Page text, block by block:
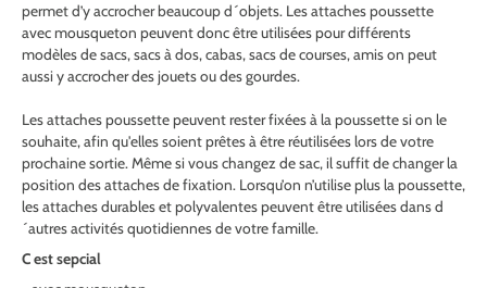
permet d’y accrocher beaucoup d´objets. Les attaches poussette
avec mousqueton peuvent donc être utilisées pour différents
modèles de sacs, sacs à dos, cabas, sacs de courses, amis on peut
aussi y accrocher des jouets ou des gourdes.
Les attaches poussette peuvent rester fixées à la poussette si on le
souhaite, afin qu'elles soient prêtes à être réutilisées lors de votre
prochaine sortie. Même si vous changez de sac, il suffit de changer la
position des attaches de fixation. Lorsqu’on n’utilise plus la poussette,
les attaches durables et polyvalentes peuvent être utilisées dans d
´autres activités quotidiennes de votre famille.
C est sepcial